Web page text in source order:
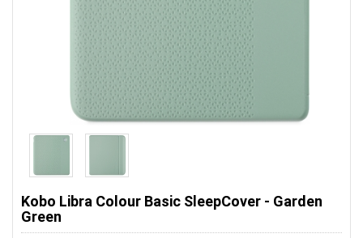
Kobo Libra Colour Basic SleepCover - Garden
Green